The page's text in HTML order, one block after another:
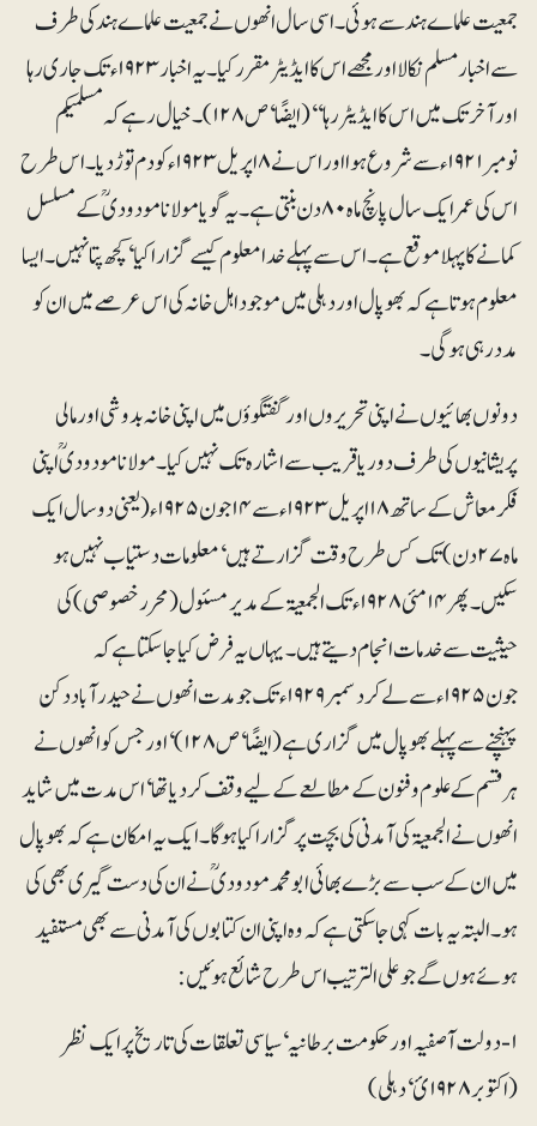
جمعیت علماے ہند سے ہوئی۔ اسی سال انھوں نے جمعیت علماے ہند کی طرف
سے اخبارمسلم نکالا اور مجھے اس کا ایڈیٹر مقرر کیا۔ یہ اخبار ۱۹۲۳ء تک جاری رہا
اور آخر تک میں اس کا ایڈیٹر رہا‘‘(ایضًا‘ ص ۱۲۸)۔ خیال رہے کہ مسلمیکم
نومبر ۱۹۲۱ء سے شروع ہوا اور اس نے ۸ اپریل ۱۹۲۳ء کو دم توڑ دیا۔ اس طرح
اس کی عمر ایک سال پانچ ماہ ۸۰ دن بنتی ہے۔ یہ گویا مولانا مودودیؒ کے مسلسل
کمانے کا پہلا موقع ہے۔ اس سے پہلے خدا معلوم کیسے گزارا کیا‘ کچھ پتا نہیں۔ ایسا
معلوم ہوتا ہے کہ بھوپال اور دہلی میں موجود اہل خانہ کی اس عرصے میں ان کو
مدد رہی ہو گی۔
دونوں بھائیوں نے اپنی تحریروں اور گفتگوؤں میں اپنی خانہ بدوشی اور مالی
پریشانیوں کی طرف دور یا قریب سے اشارہ تک نہیں کیا۔ مولانا مودودیؒ اپنی
فکر معاش کے ساتھ ۱۸ اپریل ۱۹۲۳ء سے ۱۴ جون ۱۹۲۵ء (یعنی دو سال ایک
ماہ ۲۷ دن) تک کس طرح وقت گزارتے ہیں‘ معلومات دستیاب نہیں ہو
سکیں۔ پھر ۱۴ مئی ۱۹۲۸ء تک الجمعیۃ کے مدیر مسئول (محرر خصوصی) کی
حیثیت سے خدمات انجام دیتے ہیں۔ یہاں یہ فرض کیا جا سکتا ہے کہ
جون ۱۹۲۵ء سے لے کر دسمبر۱۹۲۹ء تک جو مدت انھوں نے حیدر آباد دکن
پہنچنے سے پہلے بھوپال میں گزاری ہے (ایضًا‘ ص۱۲۸)‘ اور جس کو انھوں نے
ہر قسم کے علوم و فنون کے مطالعے کے لیے وقف کر دیا تھا‘ اس مدت میں شاید
انھوں نے الجمعیۃ کی آمدنی کی بچت پر گزارا کیا ہو گا۔ ایک یہ امکان ہے کہ بھوپال
میں ان کے سب سے بڑے بھائی ابو محمد مودودیؒ نے ان کی دست گیری بھی کی
ہو۔ البتہ یہ بات کہی جاسکتی ہے کہ وہ اپنی ان کتابوں کی آمدنی سے بھی مستفید
ہوئے ہوں گے جو علی الترتیب اس طرح شائع ہوئیں:
۱- دولت آصفیہ اور حکومت برطانیہ‘ سیاسی تعلقات کی تاریخ پر ایک نظر
(اکتوبر۱۹۲۸ئ‘ دہلی)